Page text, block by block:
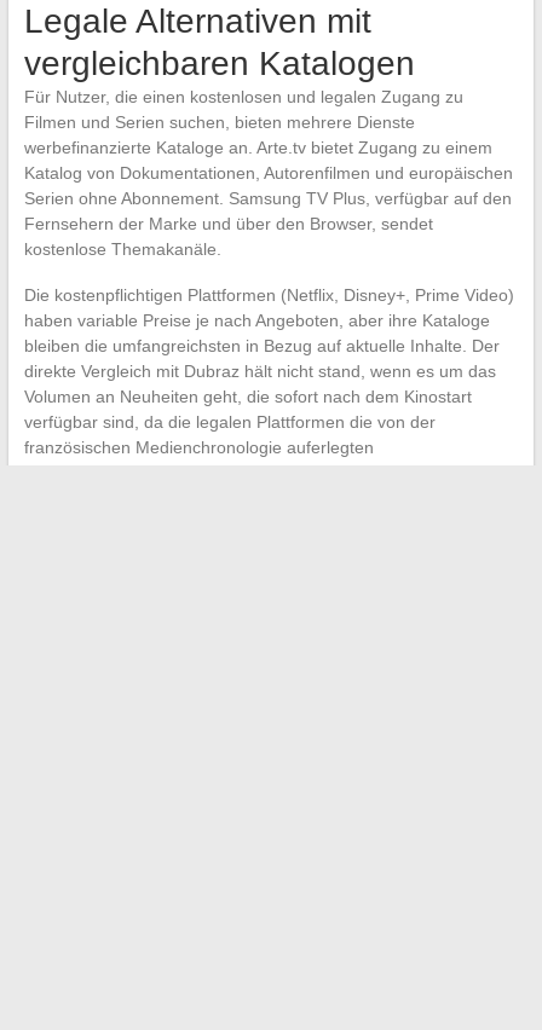
Legale Alternativen mit
vergleichbaren Katalogen
Für Nutzer, die einen kostenlosen und legalen Zugang zu
Filmen und Serien suchen, bieten mehrere Dienste
werbefinanzierte Kataloge an. Arte.tv bietet Zugang zu einem
Katalog von Dokumentationen, Autorenfilmen und europäischen
Serien ohne Abonnement. Samsung TV Plus, verfügbar auf den
Fernsehern der Marke und über den Browser, sendet
kostenlose Themakanäle.
Die kostenpflichtigen Plattformen (Netflix, Disney+, Prime Video)
haben variable Preise je nach Angeboten, aber ihre Kataloge
bleiben die umfangreichsten in Bezug auf aktuelle Inhalte. Der
direkte Vergleich mit Dubraz hält nicht stand, wenn es um das
Volumen an Neuheiten geht, die sofort nach dem Kinostart
verfügbar sind, da die legalen Plattformen die von der
französischen Medienchronologie auferlegten